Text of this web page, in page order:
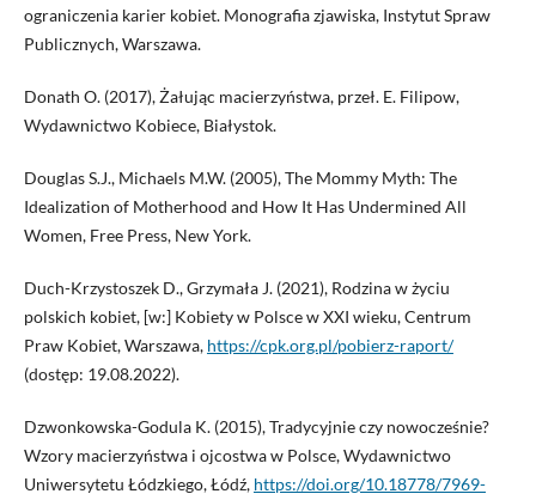
ograniczenia karier kobiet. Monografia zjawiska, Instytut Spraw
Publicznych, Warszawa.
Donath O. (2017), Żałując macierzyństwa, przeł. E. Filipow,
Wydawnictwo Kobiece, Białystok.
Douglas S.J., Michaels M.W. (2005), The Mommy Myth: The
Idealization of Motherhood and How It Has Undermined All
Women, Free Press, New York.
Duch-Krzystoszek D., Grzymała J. (2021), Rodzina w życiu
polskich kobiet, [w:] Kobiety w Polsce w XXI wieku, Centrum
Praw Kobiet, Warszawa, https://cpk.org.pl/pobierz-raport/
(dostęp: 19.08.2022).
Dzwonkowska-Godula K. (2015), Tradycyjnie czy nowocześnie?
Wzory macierzyństwa i ojcostwa w Polsce, Wydawnictwo
Uniwersytetu Łódzkiego, Łódź, https://doi.org/10.18778/7969-